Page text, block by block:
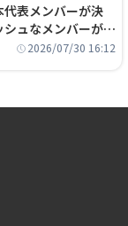
代表メンバーが決
ュなメンバーが日
2026/07/30 16:12